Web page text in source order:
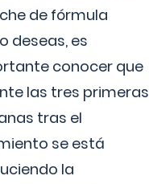
de fórmula
deseas, es
conocer que
las tres primeras
tras el
se está
la